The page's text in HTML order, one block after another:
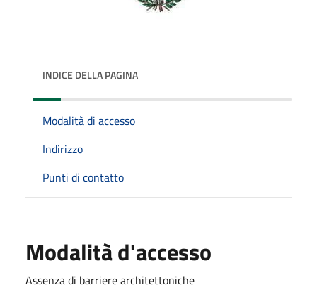
INDICE DELLA PAGINA
Modalità di accesso
Indirizzo
Punti di contatto
Modalità d'accesso
Assenza di barriere architettoniche